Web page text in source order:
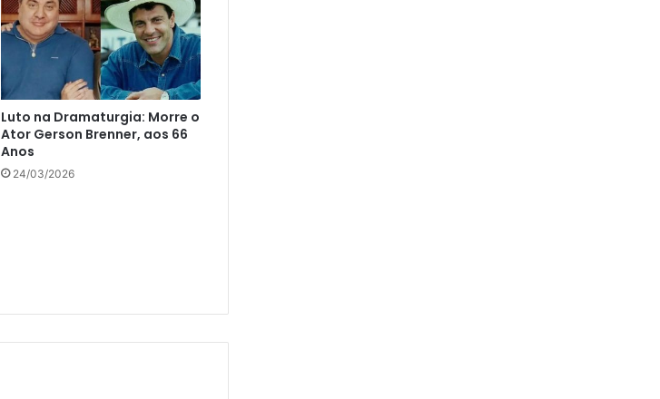
Luto na Dramaturgia: Morre o
Ator Gerson Brenner, aos 66
Anos
24/03/2026